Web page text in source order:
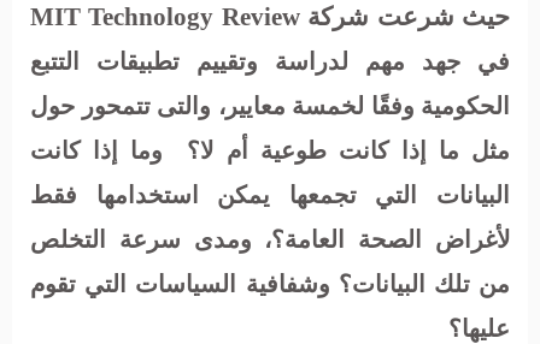
حيث شرعت شركةMIT Technology Review
في جهد مهم لدراسة وتقييم تطبيقات التتبع
الحكومية وفقًا لخمسة معايير، والتى تتمحور حول
مثل ما إذا كانت طوعية أم لا؟
وما إذا كانت
البيانات التي تجمعها يمكن استخدامها فقط
لأغراض الصحة العامة؟، ومدى سرعة التخلص
من تلك البيانات؟ وشفافية السياسات التي تقوم
عليها؟